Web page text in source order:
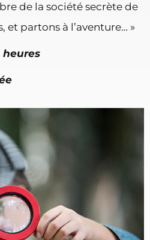
de la société secrète de
et partons à l’aventure… »
heures